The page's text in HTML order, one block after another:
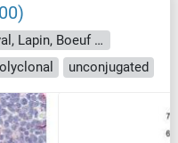
Reactivité: Humain, Cheval, Lapin, Boeuf (Vache), Chien
unconjugated